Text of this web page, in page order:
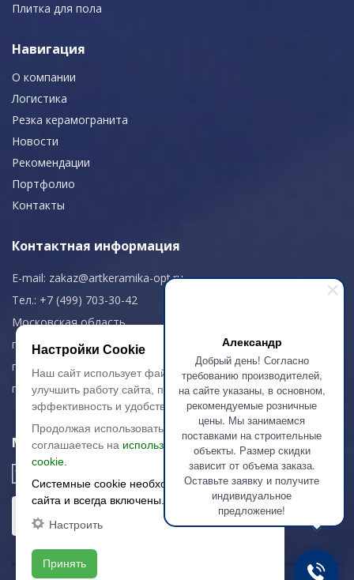
Александр
Добрый день! Согласно
требованию производителей,
на сайте указаны, в основном,
рекомендуемые розничные
цены. Мы занимаемся
поставками на строительные
объекты. Размер скидки
зависит от объема заказа.
Оставьте заявку и получите
индивидуальное
предложение!
Плитка для пола
Навигация
О компании
Логистика
Резка керамогранита
Новости
Рекомендации
Портфолио
Контакты
Контактная информация
E-mail: zakaz@artkeramika-opt.ru
Тел.: +7 (499) 703-30-42
Московская область,
г. Красногорск
пн-чт: 09.00-18.00
пт: 09.00-17.00
Мы в соц. сетях
Настройки Cookie
Наш сайт использует файлы cookie, чтобы
улучшить работу сайта, повысить его
эффективность и удобство.
Продолжая использовать сайт, вы
соглашаетесь на использование файлов
cookie.
Системные cookie необходимы для работы
сайта и всегда включены.
Настроить
Принять